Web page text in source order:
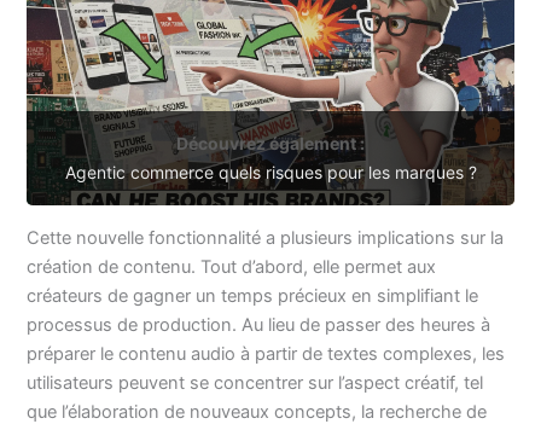
Découvrez également :
Agentic commerce quels risques pour les marques ?
Cette nouvelle fonctionnalité a plusieurs implications sur la
création de contenu. Tout d’abord, elle permet aux
créateurs de gagner un temps précieux en simplifiant le
processus de production. Au lieu de passer des heures à
préparer le contenu audio à partir de textes complexes, les
utilisateurs peuvent se concentrer sur l’aspect créatif, tel
que l’élaboration de nouveaux concepts, la recherche de